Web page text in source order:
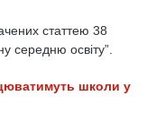
статтею 38
середню освіту”.
школи у